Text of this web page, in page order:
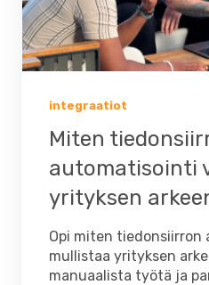
integraatiot
Miten
automatisointi
yrityksen
Opi miten tiedonsiirron
mullistaa yrityksen
manuaalista työtä ja